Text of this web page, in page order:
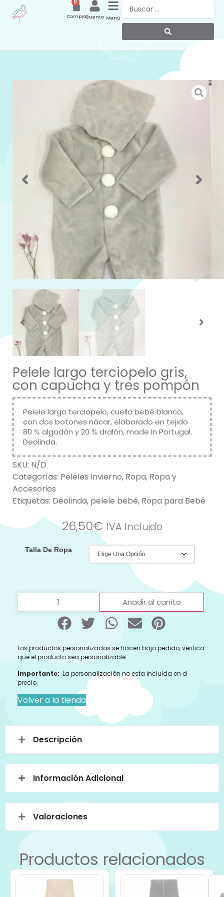
Menú
Cuenta
0
Compras
Pelele largo terciopelo gris,
con capucha y tres pompón
Pelele largo terciopelo, cuello bebé blanco,
con dos botones nácar, elaborado en tejido
80 % algodón y 20 % dralón, made in Portugal.
Deolinda.
SKU: N/D
Categorías: Peleles Invierno, Ropa, Ropa y
Accesorios
Etiquetas: Deolinda, pelele bebé, Ropa para Bebé
26,50€ IVA Incluido
Talla De Ropa
Añadir al carrito
Los productos personalizados se hacen bajo pedido, verifica
que el producto sea personalizable:
Importante: La personalización no esta incluida en el
precio.
Volver a la tienda
Descripción
Información Adicional
Valoraciones
Productos relacionados